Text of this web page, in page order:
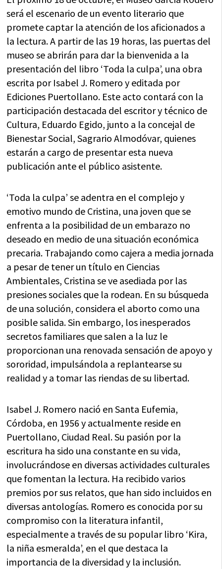
será el escenario de un evento literario que
promete captar la atención de los aficionados a
la lectura. A partir de las 19 horas, las puertas del
museo se abrirán para dar la bienvenida a la
presentación del libro ‘Toda la culpa’, una obra
escrita por Isabel J. Romero y editada por
Ediciones Puertollano. Este acto contará con la
participación destacada del escritor y técnico de
Cultura, Eduardo Egido, junto a la concejal de
Bienestar Social, Sagrario Almodóvar, quienes
estarán a cargo de presentar esta nueva
publicación ante el público asistente.
‘Toda la culpa’ se adentra en el complejo y
emotivo mundo de Cristina, una joven que se
enfrenta a la posibilidad de un embarazo no
deseado en medio de una situación económica
precaria. Trabajando como cajera a media jornada
a pesar de tener un título en Ciencias
Ambientales, Cristina se ve asediada por las
presiones sociales que la rodean. En su búsqueda
de una solución, considera el aborto como una
posible salida. Sin embargo, los inesperados
secretos familiares que salen a la luz le
proporcionan una renovada sensación de apoyo y
sororidad, impulsándola a replantearse su
realidad y a tomar las riendas de su libertad.
Isabel J. Romero nació en Santa Eufemia,
Córdoba, en 1956 y actualmente reside en
Puertollano, Ciudad Real. Su pasión por la
escritura ha sido una constante en su vida,
involucrándose en diversas actividades culturales
que fomentan la lectura. Ha recibido varios
premios por sus relatos, que han sido incluidos en
diversas antologías. Romero es conocida por su
compromiso con la literatura infantil,
especialmente a través de su popular libro ‘Kira,
la niña esmeralda’, en el que destaca la
importancia de la diversidad y la inclusión.